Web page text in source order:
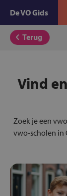
De VO Gids
Terug
Vind
Zoek je een
vwo-scholen in